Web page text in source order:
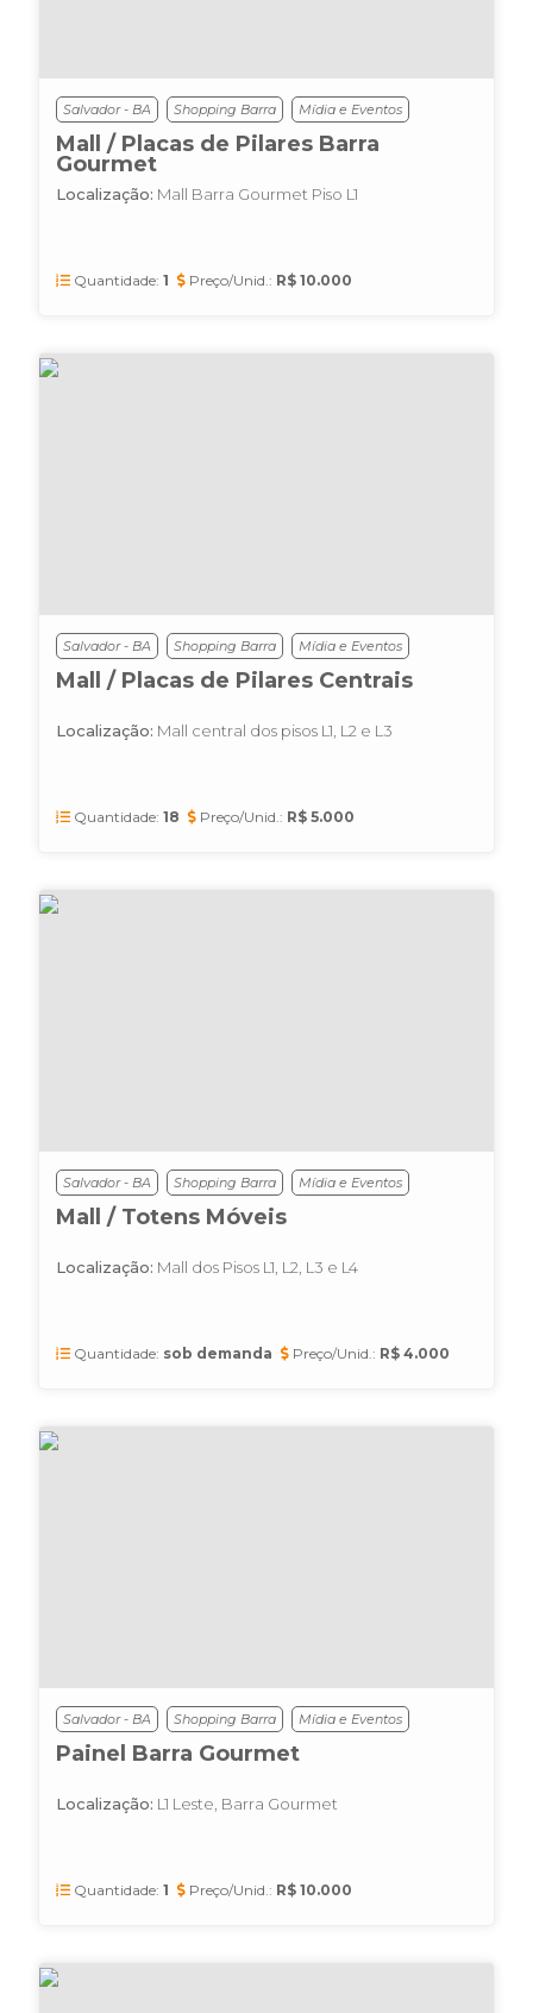
Salvador - BA Shopping Barra Mídia e Eventos
Mall / Placas de Pilares Barra
Gourmet
Localização: Mall Barra Gourmet Piso L1
Quantidade: 1 Preço/Unid.: R$ 10.000
Salvador - BA Shopping Barra Mídia e Eventos
Mall / Placas de Pilares Centrais
Localização: Mall central dos pisos L1, L2 e L3
Quantidade: 18 Preço/Unid.: R$ 5.000
Salvador - BA Shopping Barra Mídia e Eventos
Mall / Totens Móveis
Localização: Mall dos Pisos L1, L2, L3 e L4
Quantidade: sob demanda Preço/Unid.: R$ 4.000
Salvador - BA Shopping Barra Mídia e Eventos
Painel Barra Gourmet
Localização: L1 Leste, Barra Gourmet
Quantidade: 1 Preço/Unid.: R$ 10.000